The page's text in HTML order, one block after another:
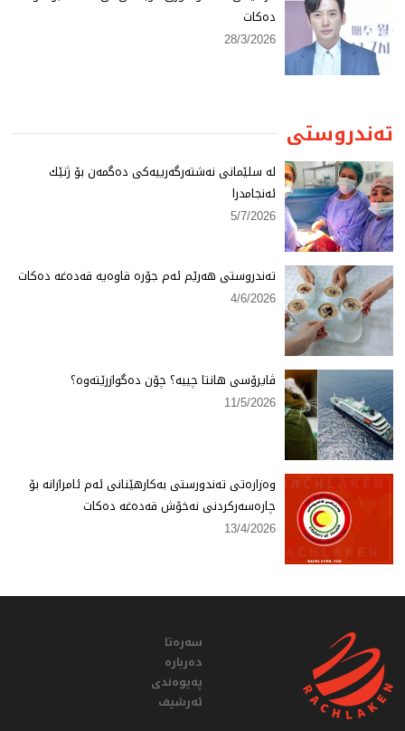
دەكات
28/3/2026
تەندروستی
لە سلێمانی نەشتەرگەرییەكی دەگمەن بۆ ژنێك
ئەنجامدرا
5/7/2026
تەندروستی هەرێم ئەم جۆرە قاوەیە قەدەغە دەكات
4/6/2026
ڤایرۆسی هانتا چییە؟ چۆن دەگوازرێتەوە؟
11/5/2026
وەزارەتی تەندورستی بەكارهێنانی ئەم ئامرازانە بۆ
چارەسەركردنی نەخۆش قەدەغە دەكات
13/4/2026
سەرەتا
دەربارە
پەیوەندی
ئەرشیف